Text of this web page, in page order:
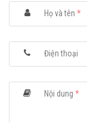
Họ và tên *
Điện thoại
Nội dung *